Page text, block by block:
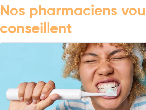
Nos pharmaciens
conseillent